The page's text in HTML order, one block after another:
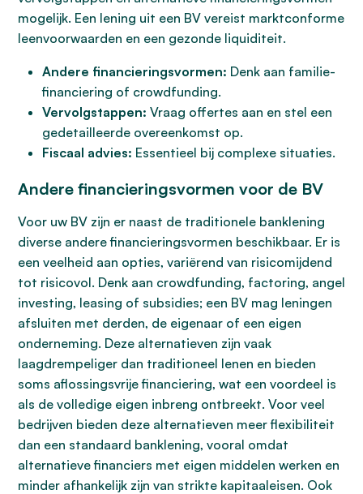
mogelijk. Een lening uit een BV vereist marktconforme
leenvoorwaarden en een gezonde liquiditeit.
Andere financieringsvormen: Denk aan familie-
financiering of crowdfunding.
Vervolgstappen: Vraag offertes aan en stel een
gedetailleerde overeenkomst op.
Fiscaal advies: Essentieel bij complexe situaties.
Andere financieringsvormen voor de BV
Voor uw BV zijn er naast de traditionele banklening
diverse andere financieringsvormen beschikbaar. Er is
een veelheid aan opties, variërend van risicomijdend
tot risicovol. Denk aan crowdfunding, factoring, angel
investing, leasing of subsidies; een BV mag leningen
afsluiten met derden, de eigenaar of een eigen
onderneming. Deze alternatieven zijn vaak
laagdrempeliger dan traditioneel lenen en bieden
soms aflossingsvrije financiering, wat een voordeel is
als de volledige eigen inbreng ontbreekt. Voor veel
bedrijven bieden deze alternatieven meer flexibiliteit
dan een standaard banklening, vooral omdat
alternatieve financiers met eigen middelen werken en
minder afhankelijk zijn van strikte kapitaaleisen. Ook